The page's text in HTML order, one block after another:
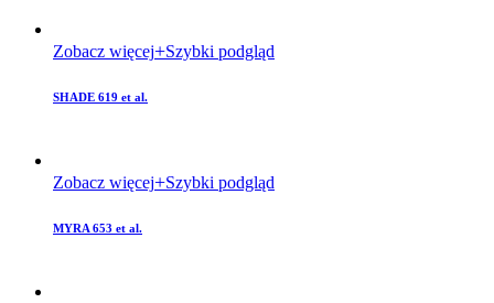
Zobacz więcej Szybki podgląd
SHADE 619 et al.
Zobacz więcej Szybki podgląd
MYRA 653 et al.